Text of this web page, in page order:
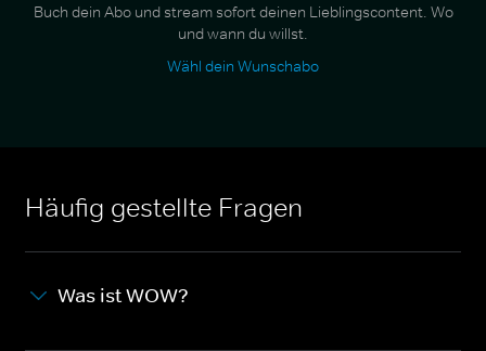
Buch dein Abo und stream sofort deinen Lieblingscontent. Wo
und wann du willst.
Wähl dein Wunschabo
Häufig gestellte Fragen
Was ist WOW?